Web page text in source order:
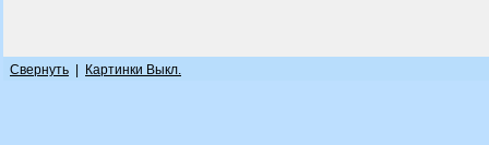
Свернуть Картинки Выкл.